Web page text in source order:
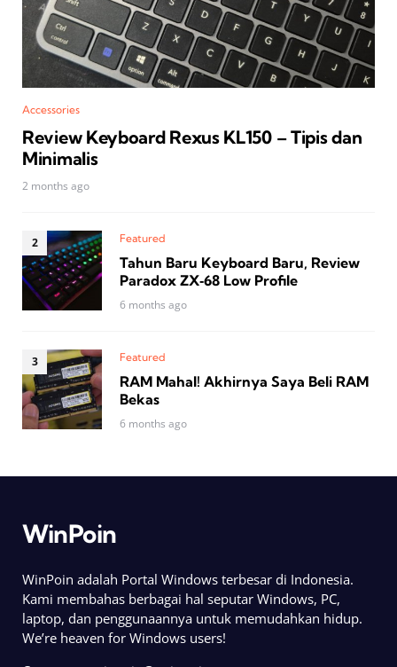
Accessories
Review Keyboard Rexus KL150 – Tipis dan
Minimalis
2 months ago
Featured
Tahun Baru Keyboard Baru, Review
Paradox ZX‑68 Low Profile
6 months ago
Featured
RAM Mahal! Akhirnya Saya Beli RAM
Bekas
6 months ago
WinPoin
WinPoin adalah Portal Windows terbesar di Indonesia.
Kami membahas berbagai hal seputar Windows, PC,
laptop, dan penggunaannya untuk memudahkan hidup.
We’re heaven for Windows users!